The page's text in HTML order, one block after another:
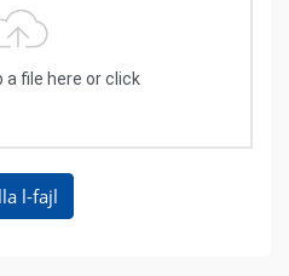
a file here or click